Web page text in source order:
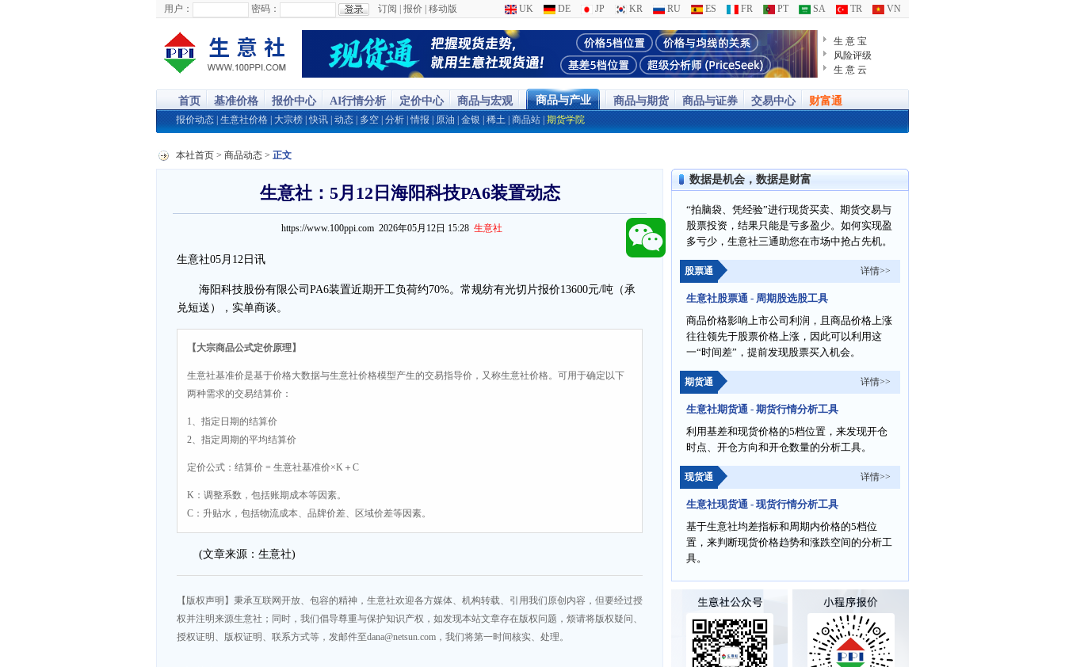
用户： 密码： 订阅 报价 移动版 UK DE JP KR RU ES FR PT SA TR VN
生 意 宝
风险评级
生 意 云
首页 基准价格 报价中心 AI行情分析 定价中心 商品与宏观 商品与产业 商品与期货 商品与证券 交易中心 财富通
报价动态 生意社价格 大宗榜 |快讯 动态 多空 分析 |情报 原油 金银 稀土 商品站 期货学院
本社首页 > 商品动态 > 正文
生意社：5月12日海阳科技PA6装置动态
https://www.100ppi.com 2026年05月12日 15:28 生意社
生意社05月12日讯
海阳科技股份有限公司PA6装置近期开工负荷约70%。常规纺有光切片报价13600元/吨（承
兑短送），实单商谈。
【大宗商品公式定价原理】
生意社基准价是基于价格大数据与生意社价格模型产生的交易指导价，又称生意社价格。可用于确定以下
两种需求的交易结算价：
1、指定日期的结算价
2、指定周期的平均结算价
定价公式：结算价 = 生意社基准价×K＋C
K：调整系数，包括账期成本等因素。
C：升贴水，包括物流成本、品牌价差、区域价差等因素。
(文章来源：生意社)
【版权声明】秉承互联网开放、包容的精神，生意社欢迎各方媒体、机构转载、引用我们原创内容，但要经过授
权并注明来源生意社；同时，我们倡导尊重与保护知识产权，如发现本站文章存在版权问题，烦请将版权疑问、
授权证明、版权证明、联系方式等，发邮件至dana@netsun.com，我们将第一时间核实、处理。
数据是机会，数据是财富
“拍脑袋、凭经验”进行现货买卖、期货交易与
股票投资，结果只能是亏多盈少。如何实现盈
多亏少，生意社三通助您在市场中抢占先机。
股票通 详情>>
生意社股票通 - 周期股选股工具
商品价格影响上市公司利润，且商品价格上涨
往往领先于股票价格上涨，因此可以利用这
一“时间差”，提前发现股票买入机会。
期货通 详情>>
生意社期货通 - 期货行情分析工具
利用基差和现货价格的5档位置，来发现开仓
时点、开仓方向和开仓数量的分析工具。
现货通 详情>>
生意社现货通 - 现货行情分析工具
基于生意社均差指标和周期内价格的5档位
置，来判断现货价格趋势和涨跌空间的分析工
具。